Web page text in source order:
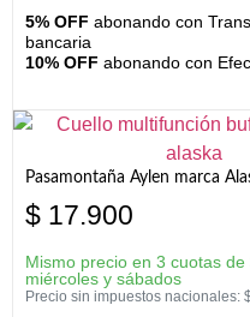
5% OFF abonando con
bancaria
10% OFF abonando con
Pasamontaña Aylen marca
$ 17.900
Mismo precio en 3 cuotas de
miércoles y sábados
Precio sin impuestos nacionales: